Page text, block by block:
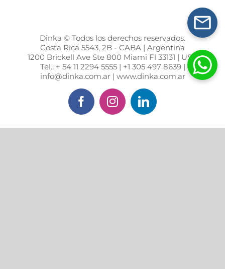
Dinka © Todos los derechos reservados.
Costa Rica 5543, 2B - CABA | Argentina
1200 Brickell Ave Ste 800 Miami Fl 33131 | USA
Tel.: + 54 11 2294 5555 | +1 305 497 8639 |
info@dinka.com.ar | www.dinka.com.ar
FacebookInstagramLinkedIn